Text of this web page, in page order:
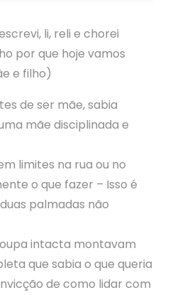
li, reli e chorei
por que hoje vamos
e filho)
de ser mãe, sabia
mãe disciplinada e
limites na rua ou no
o que fazer – Isso é
palmadas não
intacta montavam
que sabia o que queria
de como lidar com